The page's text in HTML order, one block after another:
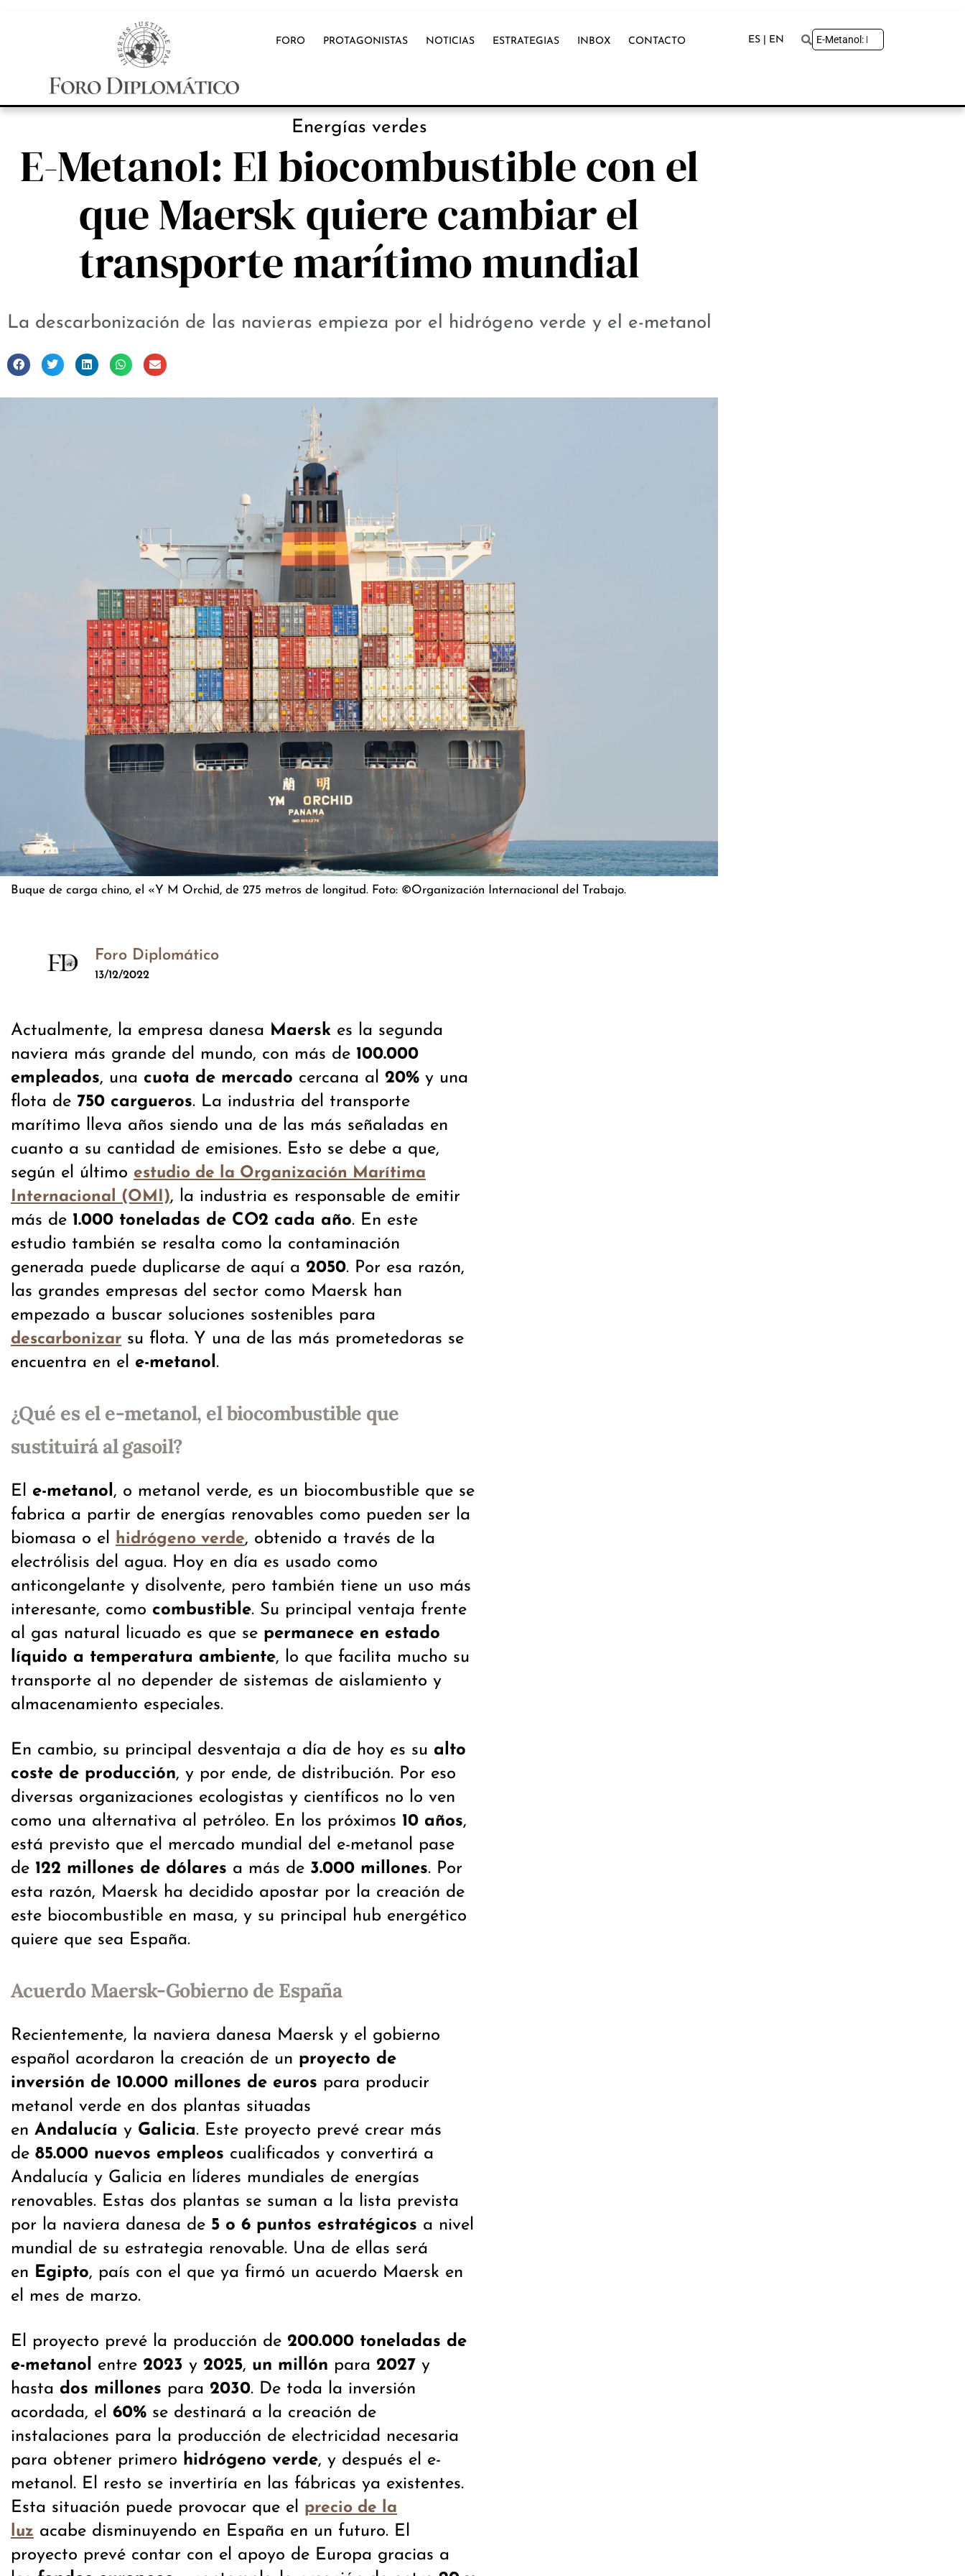
FORO PROTAGONISTAS NOTICIAS ESTRATEGIAS INBOX CONTACTO ES | EN
Energías verdes
E-Metanol: El biocombustible con el
que Maersk quiere cambiar el
transporte marítimo mundial
La descarbonización de las navieras empieza por el hidrógeno verde y el e-metanol
Buque de carga chino, el «Y M Orchid, de 275 metros de longitud. Foto: ©Organización Internacional del Trabajo.
Foro Diplomático
13/12/2022
Actualmente, la empresa danesa Maersk es la segunda
naviera más grande del mundo, con más de 100.000
empleados, una cuota de mercado cercana al 20% y una
flota de 750 cargueros. La industria del transporte
marítimo lleva años siendo una de las más señaladas en
cuanto a su cantidad de emisiones. Esto se debe a que,
según el último estudio de la Organización Marítima
Internacional (OMI), la industria es responsable de emitir
más de 1.000 toneladas de CO2 cada año. En este
estudio también se resalta como la contaminación
generada puede duplicarse de aquí a 2050. Por esa razón,
las grandes empresas del sector como Maersk han
empezado a buscar soluciones sostenibles para
descarbonizar su flota. Y una de las más prometedoras se
encuentra en el e-metanol .
¿Qué es el e-metanol, el biocombustible que
sustituirá al gasoil?
El e-metanol , o metanol verde, es un biocombustible que se
fabrica a partir de energías renovables como pueden ser la
biomasa o el hidrógeno verde, obtenido a través de la
electrólisis del agua. Hoy en día es usado como
anticongelante y disolvente, pero también tiene un uso más
interesante, como combustible. Su principal ventaja frente
al gas natural licuado es que se permanece en estado
líquido a temperatura ambiente, lo que facilita mucho su
transporte al no depender de sistemas de aislamiento y
almacenamiento especiales.
En cambio, su principal desventaja a día de hoy es su alto
coste de producción, y por ende, de distribución. Por eso
diversas organizaciones ecologistas y científicos no lo ven
como una alternativa al petróleo. En los próximos 10 años,
está previsto que el mercado mundial del e-metanol pase
de 122 millones de dólares a más de 3.000 millones. Por
esta razón, Maersk ha decidido apostar por la creación de
este biocombustible en masa, y su principal hub energético
quiere que sea España.
Acuerdo Maersk-Gobierno de España
Recientemente, la naviera danesa Maersk y el gobierno
español acordaron la creación de un proyecto de
inversión de 10.000 millones de euros para producir
metanol verde en dos plantas situadas
en Andalucía y Galicia. Este proyecto prevé crear más
de 85.000 nuevos empleos cualificados y convertirá a
Andalucía y Galicia en líderes mundiales de energías
renovables. Estas dos plantas se suman a la lista prevista
por la naviera danesa de 5 o 6 puntos estratégicos a nivel
mundial de su estrategia renovable. Una de ellas será
en Egipto, país con el que ya firmó un acuerdo Maersk en
el mes de marzo.
El proyecto prevé la producción de 200.000 toneladas de
e-metanol
entre 2023 y 2025, un millón para 2027 y
hasta dos millones para 2030. De toda la inversión
acordada, el 60% se destinará a la creación de
instalaciones para la producción de electricidad necesaria
para obtener primero hidrógeno verde, y después el e-
metanol. El resto se invertiría en las fábricas ya existentes.
Esta situación puede provocar que el precio de la
luz acabe disminuyendo en España en un futuro. El
proyecto prevé contar con el apoyo de Europa gracias a